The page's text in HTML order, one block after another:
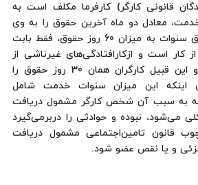
قانونی کارگر) کارفرما مکلف است به
معادل دو ماه آخرین حقوق را به وی
پرداخت کند. پرداخت حق سنوات به میزان 60 روز حقوق، فقط بابت
کار است و ازکارافتادگی‌های غیرناشی از
کار را شامل نمی‌شود و این قبیل کارگران همان 30 روز حقوق را
اینکه این میزان سنوات خدمت شامل
که به سبب آن شخص کارگر مشمول دریافت
می‌شود، نبوده و حوادثی را دربرمی‌گیرد
قانون تامین‌اجتماعی مشمول دریافت
جزئی و یا نقص عضو شود.